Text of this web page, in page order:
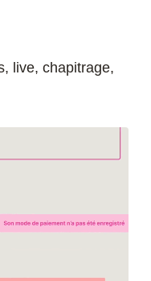
live, chapitrage,